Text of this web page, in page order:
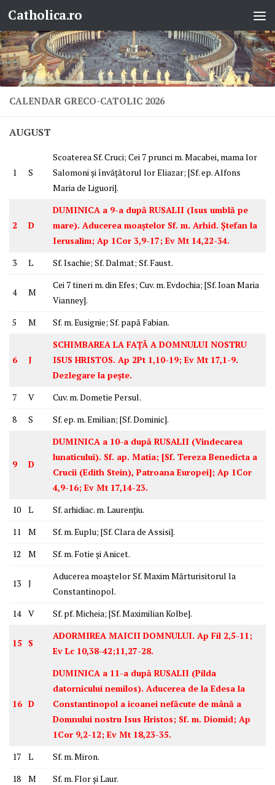
Skip to content
Catholica.ro
CALENDAR GRECO-CATOLIC 2026
AUGUST
1 S
Scoaterea Sf. Cruci; Cei 7 prunci m. Macabei, mama lor
Salomoni și învățătorul lor Eliazar; [Sf. ep. Alfons
Maria de Liguori].
2 D
DUMINICA a 9-a după RUSALII (Isus umblă pe
mare). Aducerea moaștelor Sf. m. Arhid. Ștefan la
Ierusalim; Ap 1Cor 3,9-17; Ev Mt 14,22-34.
3
L Sf. Isachie; Sf. Dalmat; Sf. Faust.
4 M
Cei 7 tineri m. din Efes; Cuv. m. Evdochia; [Sf. Ioan Maria
Vianney].
5
M Sf. m. Eusignie; Sf. papă Fabian.
6 J
SCHIMBAREA LA FAȚĂ A DOMNULUI NOSTRU
ISUS HRISTOS. Ap 2Pt 1,10-19; Ev Mt 17,1-9.
Dezlegare la pește.
7
V
Cuv. m. Dometie Persul.
8
S Sf. ep. m. Emilian; [Sf. Dominic].
9 D
DUMINICA a 10-a după RUSALII (Vindecarea
lunaticului). Sf. ap. Matia; [Sf. Tereza Benedicta a
Crucii (Edith Stein), Patroana Europei]; Ap 1Cor
4,9-16; Ev Mt 17,14-23.
10
L
Sf. arhidiac. m. Laurențiu.
11
M
Sf. m. Euplu; [Sf. Clara de Assisi].
12
M Sf. m. Fotie și Anicet.
13 J
Aducerea moaștelor Sf. Maxim Mărturisitorul la
Constantinopol.
14
V Sf. pf. Micheia; [Sf. Maximilian Kolbe].
15 S
ADORMIREA MAICII DOMNULUI. Ap Fil 2,5-11;
Ev Lc 10,38-42;11,27-28.
16 D
DUMINICA a 11-a după RUSALII (Pilda
datornicului nemilos). Aducerea de la Edesa la
Constantinopol a icoanei nefăcute de mână a
Domnului nostru Isus Hristos; Sf. m. Diomid; Ap
1Cor 9,2-12; Ev Mt 18,23-35.
17
L
Sf. m. Miron.
18
M
Sf. m. Flor și Laur.